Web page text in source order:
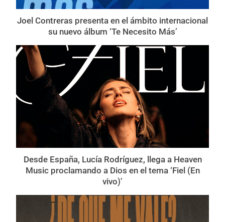
Joel Contreras presenta en el ámbito internacional
su nuevo álbum ‘Te Necesito Más’
Desde España, Lucía Rodríguez, llega a Heaven
Music proclamando a Dios en el tema ‘Fiel (En
vivo)’